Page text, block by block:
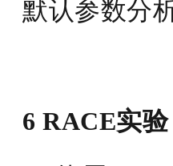
默认参数分
6 RACE实验